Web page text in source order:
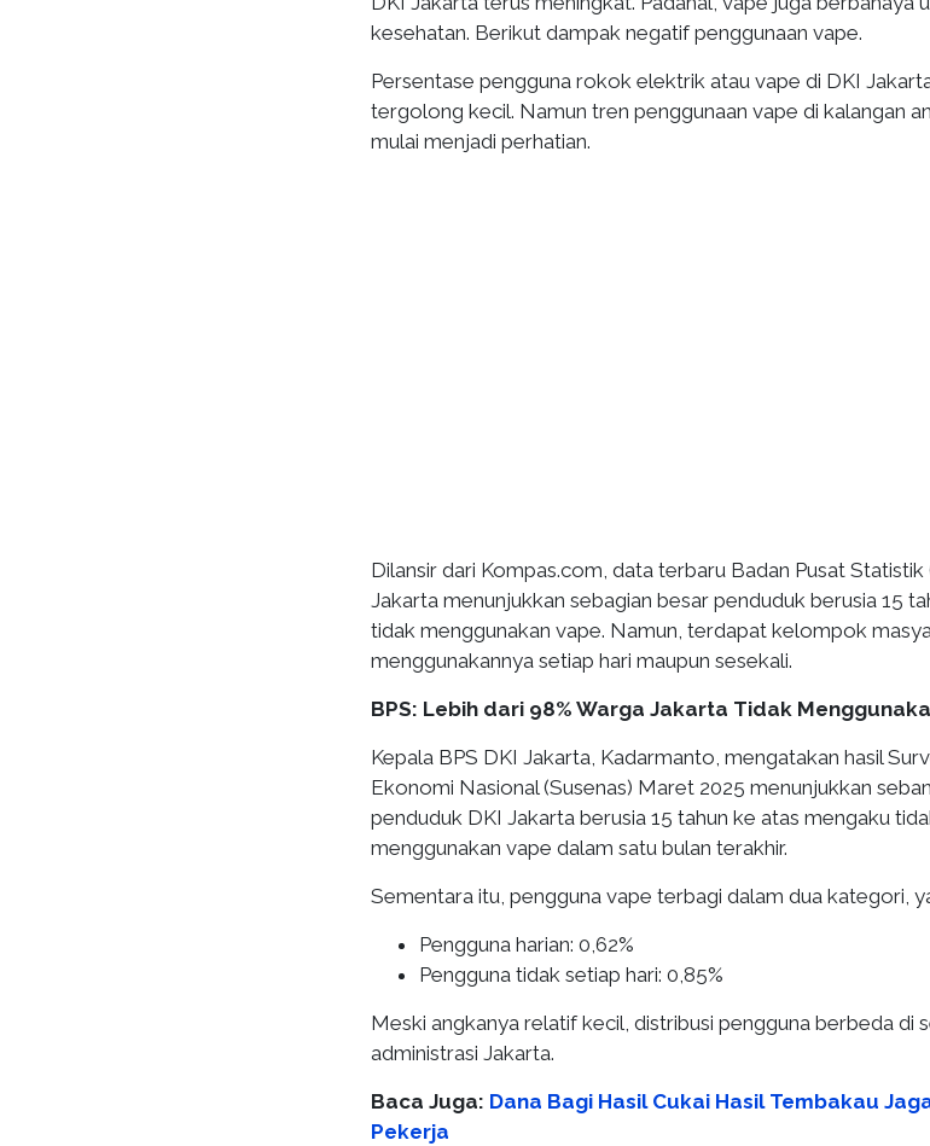
kesehatan. Berikut dampak negatif penggunaan vape.
Persentase pengguna rokok elektrik atau vape di DKI
tergolong kecil. Namun tren penggunaan vape di kalangan
mulai menjadi perhatian.
Dilansir dari Kompas.com, data terbaru Badan Pusat Statistik
Jakarta menunjukkan sebagian besar penduduk berusia 15
tidak menggunakan vape. Namun, terdapat kelompok
menggunakannya setiap hari maupun sesekali.
BPS: Lebih dari 98% Warga Jakarta Tidak
Kepala BPS DKI Jakarta, Kadarmanto, mengatakan hasil
Ekonomi Nasional (Susenas) Maret 2025 menunjukkan
penduduk DKI Jakarta berusia 15 tahun ke atas mengaku
menggunakan vape dalam satu bulan terakhir.
Sementara itu, pengguna vape terbagi dalam dua kategori,
Pengguna harian: 0,62%
Pengguna tidak setiap hari: 0,85%
Meski angkanya relatif kecil, distribusi pengguna berbeda di
administrasi Jakarta.
Baca Juga: Dana Bagi Hasil Cukai Hasil Tembakau
Pekerja